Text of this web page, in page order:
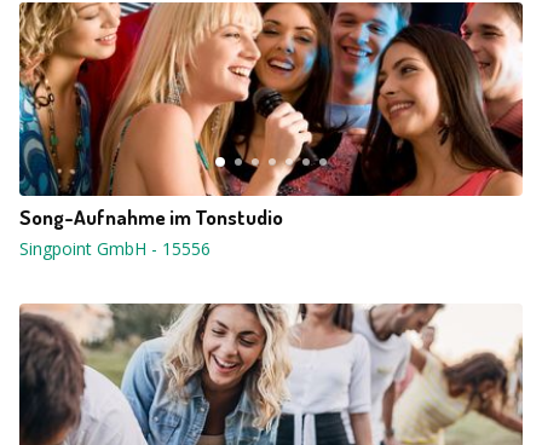
Song-Aufnahme im Tonstudio
Singpoint GmbH - 15556